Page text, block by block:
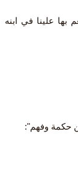
علينا في ابنه